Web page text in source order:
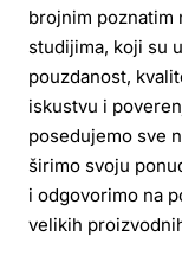
brojnim poznatim
studijima, koji su
pouzdanost,
iskustvu i
posedujemo sve
širimo svoju
i odgovorimo na
velikih